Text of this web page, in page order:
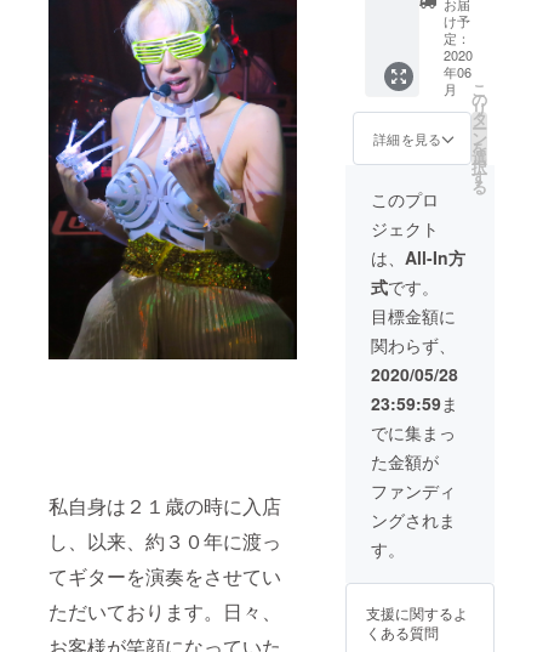
私自身は２１歳の時に入店
し、以来、約３０年に渡っ
てギターを演奏をさせてい
ただいております。日々、
お客様が笑顔になっていた
の生オ
ケをお
楽しみ
下さ
い。
（初め
てのお
は入場
認させ
ていた
だきま
す。二
回目以
降のお
客様に
こちら
ターン
でご支
援いた
だいた
場合は
8000円
コース
リンク
生オケ
お楽し
み券）
けま
す。 ☆
当店指
定ドリ
ンクが
飲み放
題！
イス
キー・
ハイ
ボー
ル・焼
酎・カ
クテ
ル・ソ
フトド
リンク
からお
選びい
ただけ
ます）
☆二時
間制
（充分
にお楽
ます。
もちろ
んオプ
ション
店通常
価格１
６００
０円）
を大特
価価格
で。 華
やかさ
を兼ね
備えた
豊かな
味わい
が魅力
のシャ
ンパー
ニュで
す。 美
味しい
お酒と
生バン
ドで
益々楽
しい時
間を過
ごして
いただ
けま
に責任
て提供
させて
け予
定：
2020
年06
月
詳細を見る
こ
の
リ
タ
ー
ン
を
選
択
す
る
このプロ
ジェクト
は、 All-In方
式です。
目標金額に
関わらず、
2020/05/28
23:59:59ま
でに集まっ
た金額が
ファンディ
ングされま
す。
支援に関するよ
くある質問